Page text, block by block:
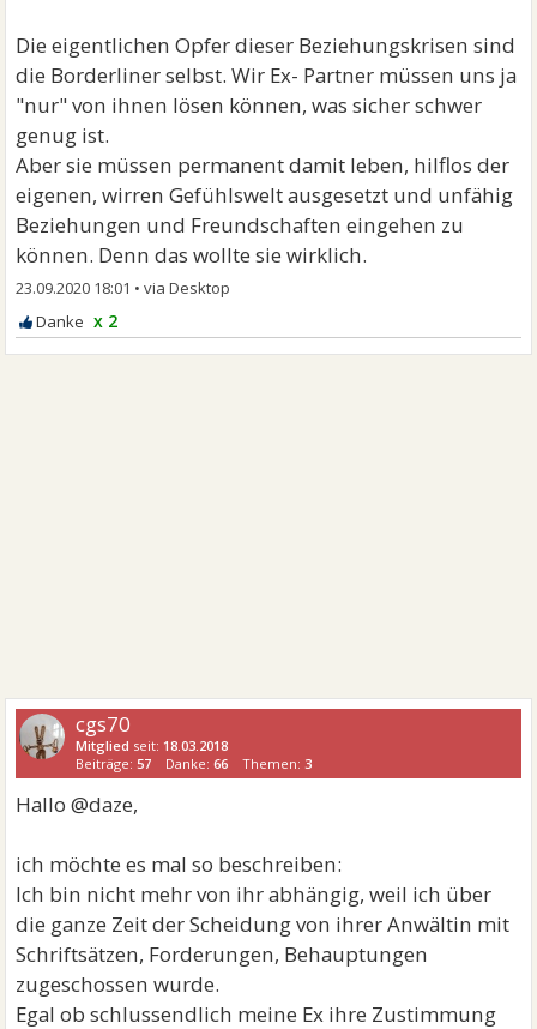
Die eigentlichen Opfer dieser Beziehungskrisen sind
die Borderliner selbst. Wir Ex- Partner müssen uns ja
"nur" von ihnen lösen können, was sicher schwer
genug ist.
Aber sie müssen permanent damit leben, hilflos der
eigenen, wirren Gefühlswelt ausgesetzt und unfähig
Beziehungen und Freundschaften eingehen zu
können. Denn das wollte sie wirklich.
23.09.2020 18:01 •
x 2
cgs70
Mitglied seit: 18.03.2018
Beiträge:57 Danke:66 Themen:3
Hallo @daze,
ich möchte es mal so beschreiben:
Ich bin nicht mehr von ihr abhängig, weil ich über
die ganze Zeit der Scheidung von ihrer Anwältin mit
Schriftsätzen, Forderungen, Behauptungen
zugeschossen wurde.
Egal ob schlussendlich meine Ex ihre Zustimmung